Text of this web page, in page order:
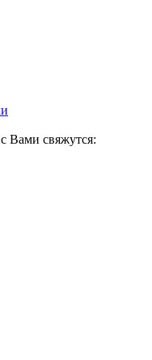
Вами свяжутся: